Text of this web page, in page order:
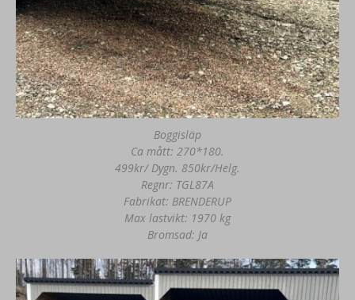
Boggisläp
Ca mått: 270*180.
499kr/ Dygn. 850kr/Helg.
Regnr: TGL87A
Fabrikat: BRENDERUP
Max lastvikt: 1970 kg
Bromsad: Ja